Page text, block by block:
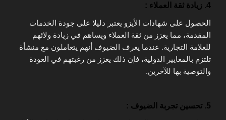
4. زيادة ثقة العملاء :
الحصول على شهادات الأيزو يعتبر دليلا على جودة الخدمات
المقدمة، مما يعزز من ثقة العملاء ويساهم في زيادة ولائهم
للعلامة التجارية. عندما يعرف الضيوف أنهم يتعاملون مع منشأة
تلتزم بالمعايير الدولية، فإن ذلك يعزز من رغبتهم في العودة
والتوصية بها للآخرين.
5. تحسين تجربة الضيوف :